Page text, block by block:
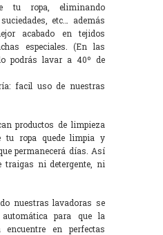
tu ropa, eliminando
etc… además
acabado en tejidos
especiales. (En las
podrás lavar a 40º de
facil uso de nuestras
productos de limpieza
tu ropa quede limpia y
permanecerá días. Así
traigas ni detergente, ni
nuestras lavadoras se
para que la
en perfectas